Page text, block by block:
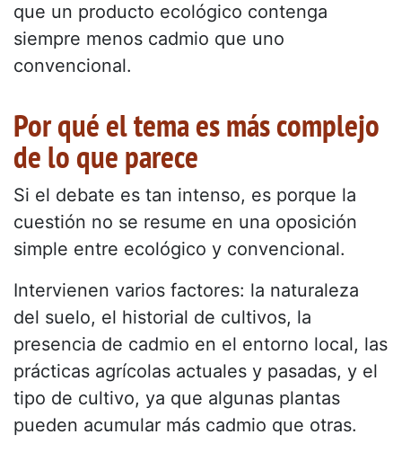
que un producto ecológico contenga
siempre menos cadmio que uno
convencional.
Por qué el tema es más complejo
de lo que parece
Si el debate es tan intenso, es porque la
cuestión no se resume en una oposición
simple entre ecológico y convencional.
Intervienen varios factores: la naturaleza
del suelo, el historial de cultivos, la
presencia de cadmio en el entorno local, las
prácticas agrícolas actuales y pasadas, y el
tipo de cultivo, ya que algunas plantas
pueden acumular más cadmio que otras.